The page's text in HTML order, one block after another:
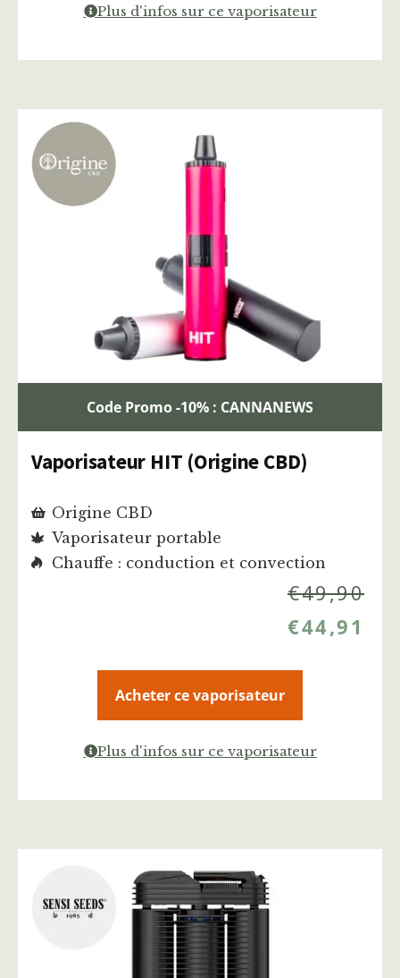
Plus d'infos sur ce vaporisateur
Code Promo -10% : CANNANEWS
Vaporisateur HIT (Origine CBD)
Origine CBD
Vaporisateur portable
Chauffe : conduction et convection
€49,90
€44,91
Acheter ce vaporisateur
Plus d'infos sur ce vaporisateur